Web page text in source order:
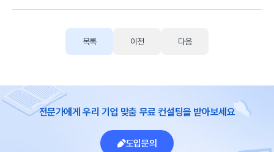
목록 이전 다음
전문가에게 우리 기업 맞춤 무료 컨설팅을 받아보세요
도입문의